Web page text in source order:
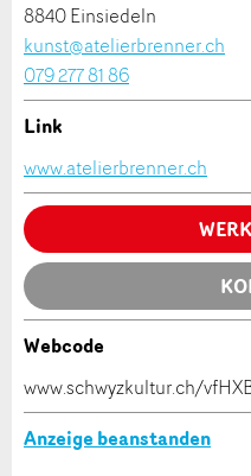
Adresse
Nachricht
Nachricht
* Eingabe erforderlich
Zur Qualitätssicherung
an guidle übermittelt.
8840 Einsiedeln
kunst@atelierbrenner.ch
079 277 81 86
Kontakt
Verfassen Sie eine
dieser Anzeige.
Link
www.atelierbrenner.ch
Webcode
www.schwyzkultur.ch/
Anzeige beanstanden